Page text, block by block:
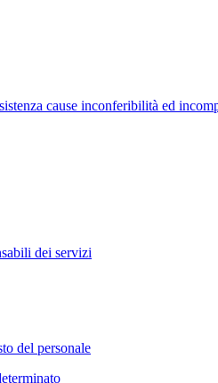
cause inconferibilità ed
dei servizi
del personale